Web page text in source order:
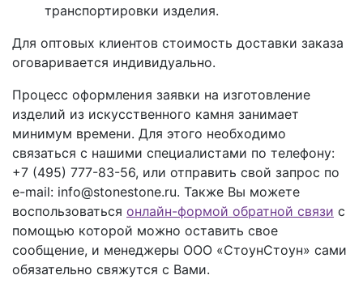
транспортировки изделия.
Для оптовых клиентов стоимость доставки заказа
оговаривается индивидуально.
Процесс оформления заявки на изготовление
изделий из искусственного камня занимает
минимум времени. Для этого необходимо
связаться с нашими специалистами по телефону:
+7 (495) 777-83-56, или отправить свой запрос по
e-mail: info@stonestone.ru. Также Вы можете
воспользоваться онлайн-формой обратной связи с
помощью которой можно оставить свое
сообщение, и менеджеры ООО «СтоунСтоун» сами
обязательно свяжутся с Вами.